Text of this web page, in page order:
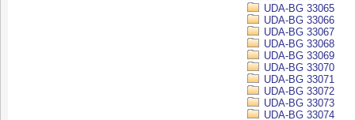
UDA-BG 33065
UDA-BG 33066
UDA-BG 33067
UDA-BG 33068
UDA-BG 33069
UDA-BG 33070
UDA-BG 33071
UDA-BG 33072
UDA-BG 33073
UDA-BG 33074